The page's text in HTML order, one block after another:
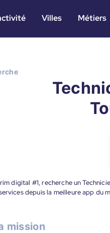
Villes Métiers
digital #1, recherche un
depuis la meilleure app du
mission